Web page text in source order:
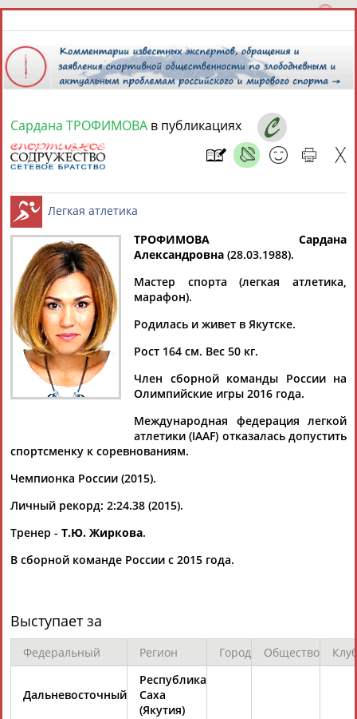
8 августа 2026 года,
СПОРТСМЕНЫ, ТРЕНЕРЫ И СПЕЦИАЛИСТЫ
Найдено: 13181персон Расширенный поиск
Аслаудин
АБАЕВ
Елена
АБАИМОВА
АБАКУМОВА
Юлия
Тамилла
АБАСОВА
Рамазан
АБАЧАРАЕВ
Ростом
АБАШИДЗЕ
АББАТЕ-
БУЛАТОВА
АББЯСОВА
Сардана ТРОФИМОВА в публикациях
Легкая атлетика
ТРОФИМОВА Сардана
Александровна (28.03.1988).
Мастер спорта (легкая атлетика,
марафон).
Родилась и живет в Якутске.
Рост 164 см. Вес 50 кг.
Член сборной команды России на
Олимпийские игры 2016 года.
Международная федерация легкой
атлетики (IAAF) отказалась допустить
спортсменку к соревнованиям.
Чемпионка России (2015).
Личный рекорд: 2:24.38 (2015).
Тренер - Т.Ю. Жиркова.
В сборной команде России с 2015 года.
Выступает за
Федеральный Регион Город Общество Клуб
Дальневосточный
Республика
Саха
(Якутия)